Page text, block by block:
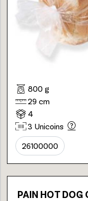
800 g
29 cm
4
3 Unicoins
26100000
PAIN HOT DOG